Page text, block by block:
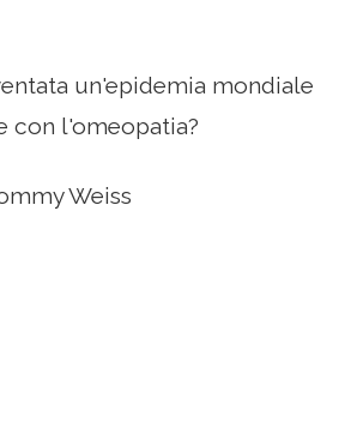
un'epidemia mondiale
con l'omeopatia?
Weiss